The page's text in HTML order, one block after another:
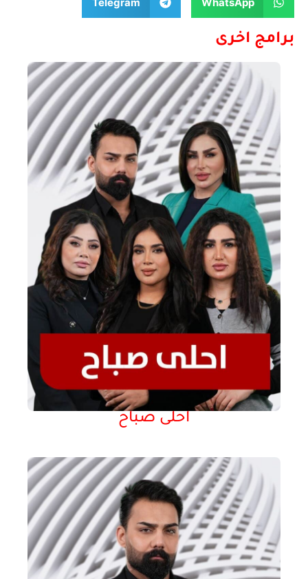
برامج اخرى
احلى صباح